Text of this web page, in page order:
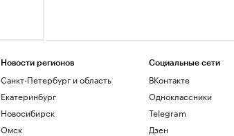
Новости регионов
Санкт-Петербург и область
Екатеринбург
Новосибирск
Омск
Социальные сети
ВКонтакте
Одноклассники
Telegram
Дзен